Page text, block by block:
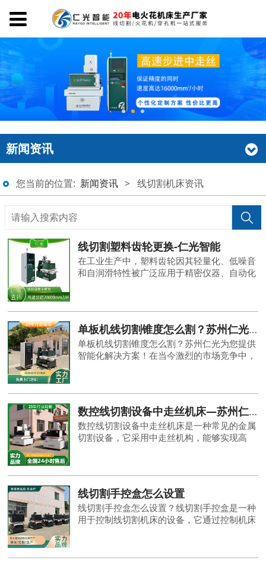
新闻资讯
您当前的位置: 新闻资讯 > 线切割机床资讯
线切割塑料齿轮更换-仁光智能
在工业生产中，塑料齿轮因其轻量化、低噪音
和自润滑特性被广泛应用于精密仪器、自动化
以线切割工艺为核心，系统讲解塑料齿轮更换
效、精准的维修作业。
单板机线切割锥度怎么割？苏州仁光为您提供智能化解决方案！
单板机线切割锥度怎么割？苏州仁光为您提供
智能化解决方案！在当今激烈的市场竞争中，
深知客户对切割精度和效率的追求。针对单板
能化的解决方案，让切割变得更加精准、高
效。
数控线切割设备中走丝机床—苏州仁光
数控线切割设备中走丝机床是一种常见的金属
切割设备，它采用中走丝机构，能够实现高
线切割手控盒怎么设置
线切割手控盒怎么设置？线切割手控盒是一种
用于控制线切割机床的设备，它通过控制机床
行设置，以确保机床的正常运行和工件的精确